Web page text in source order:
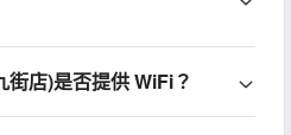
店)是否提供 WiFi？